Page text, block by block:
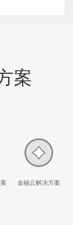
案
金融云解决方案